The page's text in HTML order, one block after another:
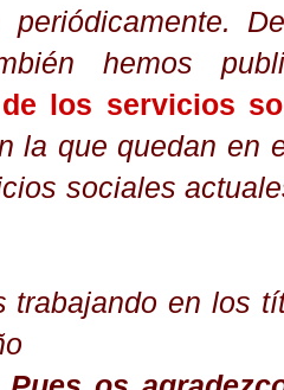
periódicamente.
hemos
los servicios
la que quedan en
sociales
trabajando en los